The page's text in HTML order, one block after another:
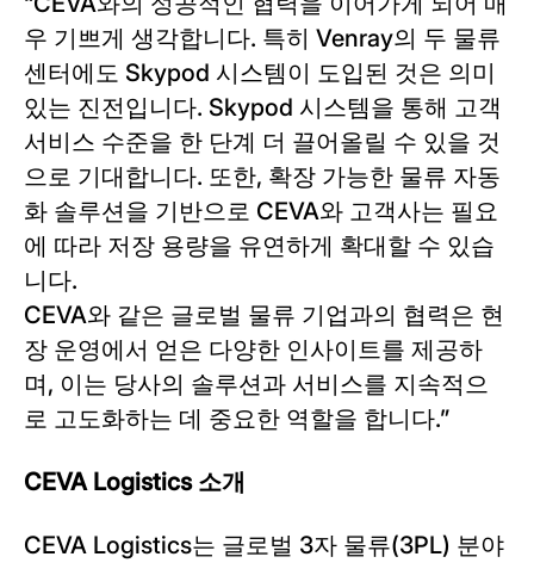
우 기쁘게 생각합니다. 특히 Venray의 두 물류
센터에도 Skypod 시스템이 도입된 것은 의미
있는 진전입니다. Skypod 시스템을 통해 고객
서비스 수준을 한 단계 더 끌어올릴 수 있을 것
으로 기대합니다. 또한, 확장 가능한 물류 자동
화 솔루션을 기반으로 CEVA와 고객사는 필요
에 따라 저장 용량을 유연하게 확대할 수 있습
니다.
CEVA와 같은 글로벌 물류 기업과의 협력은 현
장 운영에서 얻은 다양한 인사이트를 제공하
며, 이는 당사의 솔루션과 서비스를 지속적으
로 고도화하는 데 중요한 역할을 합니다.”
CEVA Logistics 소개
CEVA Logistics는 글로벌 3자 물류(3PL) 분야